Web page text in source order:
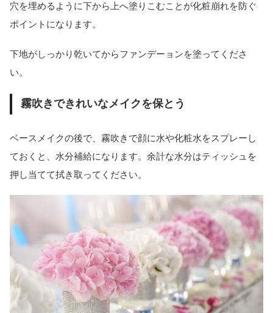
穴を埋めるように下から上へ塗りこむことが化粧崩れを防ぐ
ポイントになります。
下地がしっかり乾いてからファンデーョンを塗ってくださ
い。
霧吹きできれいなメイクを保とう
ベースメイクの後で、霧吹きで顔に水や化粧水をスプレーし
ておくと、水分補給になります。余計な水分はティッシュを
押し当てて拭き取ってください。